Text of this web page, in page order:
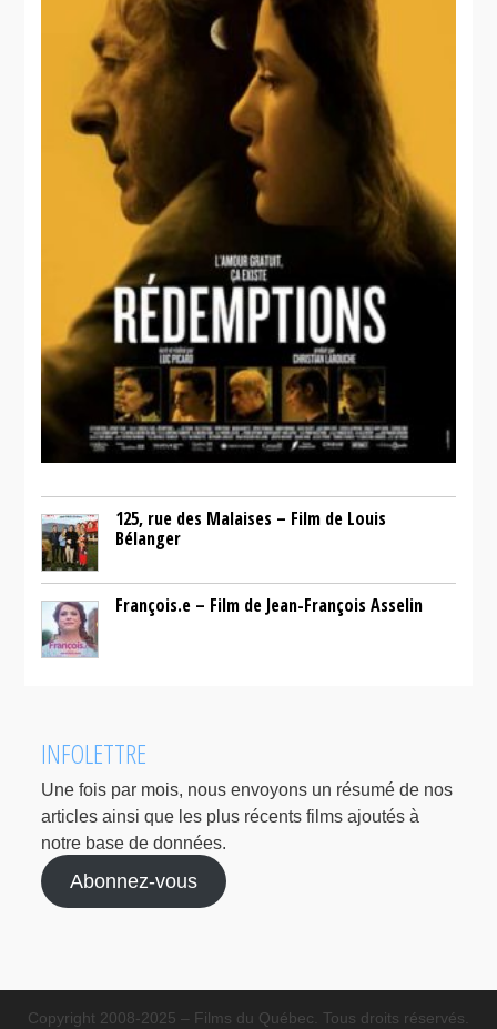
125, rue des Malaises – Film de Louis
Bélanger
François.e – Film de Jean-François Asselin
INFOLETTRE
Une fois par mois, nous envoyons un résumé de nos
articles ainsi que les plus récents films ajoutés à
notre base de données.
Abonnez-vous
Copyright 2008-2025 – Films du Québec. Tous droits réservés.